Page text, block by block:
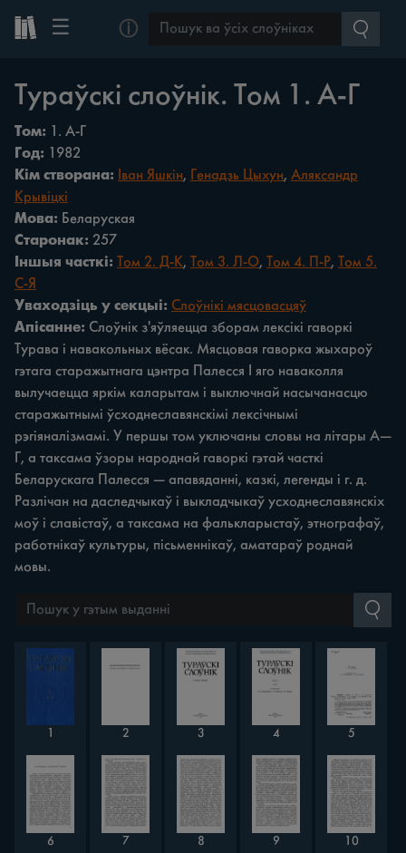
☰ ⓘ
Тураўскі слоўнік. Том 1. А-Г
Том: 1. А-Г
Год: 1982
Кім створана:
Іван Яшкін, Генадзь Цыхун, Аляксандр
Крывіцкі
Мова: Беларуская
Старонак: 257
Іншыя часткі: Том 2. Д-К, Том 3. Л-О, Том 4. П-Р, Том 5.
С-Я
Уваходзіць у секцыі: Слоўнікі мясцовасцяў
Апісанне: Слоўнік з'яўляецца зборам лексікі гаворкі
Турава i навакольных вёсак. Мясцовая гаворка жыхароў
гэтага старажытнага цэнтра Палесся І яго наваколля
вылучаецца яркім каларытам i выключнай насычанасцю
старажытнымі ўсходнеславянскімі лексічнымі
рэгіяналізмамі. У першы том уключаны словы на літары А—
Г, a таксама ўзоры народнай гаворкі гэтай часткі
Беларускага Палесся — апавяданні, казкі, легенды i г. д.
Разлічан на даследчыкаў i выкладчыкаў усходнеславянскіх
моў i славістаў, а таксама на фалькларыстаў, этнографаў,
работнікаў культуры, пісьменнікаў, аматараў роднай
мовы.
1 2 3 4 5
6 7 8 9 10